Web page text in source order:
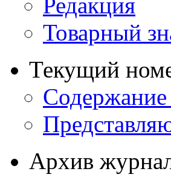
Редакция
Товарный
Текущий
Архив